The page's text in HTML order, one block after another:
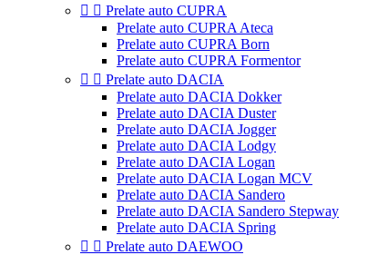
  Prelate auto CUPRA
Prelate auto CUPRA Ateca
Prelate auto CUPRA Born
Prelate auto CUPRA Formentor
  Prelate auto DACIA
Prelate auto DACIA Dokker
Prelate auto DACIA Duster
Prelate auto DACIA Jogger
Prelate auto DACIA Lodgy
Prelate auto DACIA Logan
Prelate auto DACIA Logan MCV
Prelate auto DACIA Sandero
Prelate auto DACIA Sandero Stepway
Prelate auto DACIA Spring
  Prelate auto DAEWOO